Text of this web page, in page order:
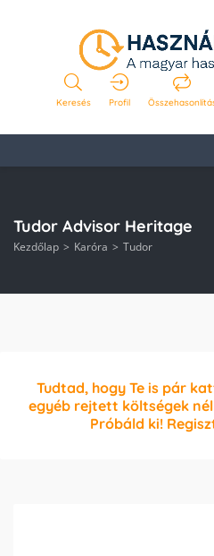
Keresés Profil
Tudor Advisor Heritage
Kezdőlap Karóra Tudor
Tudtad, hogy Te is pár
egyéb rejtett költségek
Próbáld ki!